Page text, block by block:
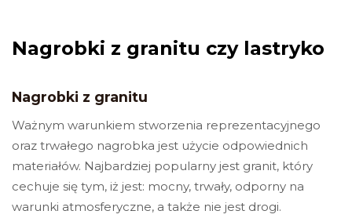
Nagrobki z granitu czy lastryko
Nagrobki z granitu
Ważnym warunkiem stworzenia reprezentacyjnego
oraz trwałego nagrobka jest użycie odpowiednich
materiałów. Najbardziej popularny jest granit, który
cechuje się tym, iż jest: mocny, trwały, odporny na
warunki atmosferyczne, a także nie jest drogi.